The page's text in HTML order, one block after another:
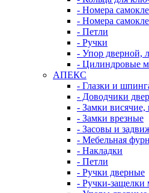
- Номера
- Номера
- Петли
- Ручки
- Упор дверной,
- Цилиндровые
АПЕКС
- Глазки и
- Доводчики
- Замки висячие,
- Замки врезные
- Засовы и
- Мебельная
- Накладки
- Петли
- Ручки дверные
- Ручки-